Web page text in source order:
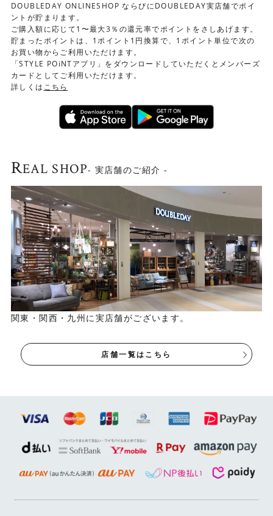
▼デスクサイズであればリモートワークも快適です。
DOUBLEDAY ONLINESHOP ならびにDOUBLEDAY実店舗でポイ
ントが貯まります。
ご購入額に応じて1〜最大3％の還元率でポイントをさしあげます。
貯まったポイントは、1ポイント1円換算で、1ポイント単位で次の
お買い物からご利用いただけます。
「STYLE POiNTアプリ」をダウンロードしていただくとメンバーズ
カードとしてご利用いただけます。
詳しくは こちら
REAL SHOP- 実店舗のご紹介 -
関東・関西・九州に実店舗がございます。
店舗一覧はこちら